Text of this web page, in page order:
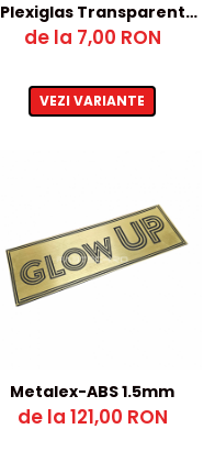
Plexiglas Transparent
12mm – 500x1000mm
de la 7,00 RON
VEZI VARIANTE
Metalex-ABS 1.5mm
de la 121,00 RON